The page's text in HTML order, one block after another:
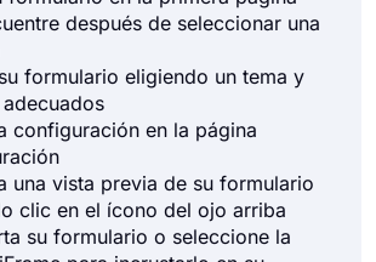
después de seleccionar una
formulario eligiendo un tema y
configuración en la página
una vista previa de su formulario
clic en el ícono del ojo arriba
su formulario o seleccione la